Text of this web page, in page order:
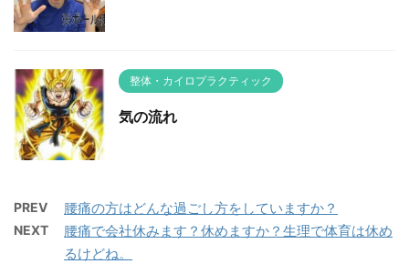
整体・カイロプラクティック
気の流れ
PREV 腰痛の方はどんな過ごし方をしていますか？
NEXT
腰痛で会社休みます？休めますか？生理で体育は休め
るけどね。